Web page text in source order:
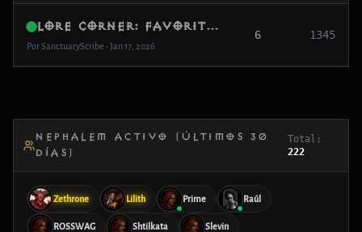
Lore Corner: Favorite Diablo Quote / Book?
Por SanctuaryScribe • Jan 17, 2026
6 1345
NEPHALEM ACTIVO (ÚLTIMOS 30
DÍAS)
Total:
222
Zethrone Lilith Prime Raúl
ROSSWAG Shtilkata Slevin